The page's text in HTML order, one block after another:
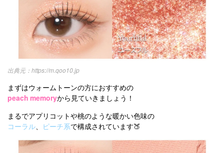
https://m.qoo10.jp
まずはウォームトーンの方におすすめの
peach memoryから見ていきましょう！
まるでアプリコットや桃のような暖かい色味の
コーラル
ピーチ系で構成されています🍑